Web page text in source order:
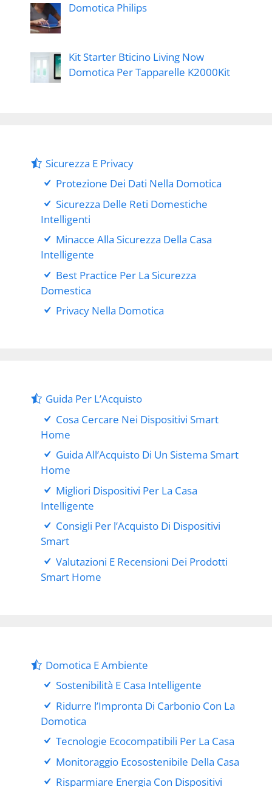
Domotica Philips
Kit Starter Bticino Living Now
Domotica Per Tapparelle K2000Kit
Sicurezza E Privacy
Protezione Dei Dati Nella Domotica
Sicurezza Delle Reti Domestiche
Intelligenti
Minacce Alla Sicurezza Della Casa
Intelligente
Best Practice Per La Sicurezza
Domestica
Privacy Nella Domotica
Guida Per L’Acquisto
Cosa Cercare Nei Dispositivi Smart
Home
Guida All’Acquisto Di Un Sistema Smart
Home
Migliori Dispositivi Per La Casa
Intelligente
Consigli Per l’Acquisto Di Dispositivi
Smart
Valutazioni E Recensioni Dei Prodotti
Smart Home
Domotica E Ambiente
Sostenibilità E Casa Intelligente
Ridurre l’Impronta Di Carbonio Con La
Domotica
Tecnologie Ecocompatibili Per La Casa
Monitoraggio Ecosostenibile Della Casa
Risparmiare Energia Con Dispositivi